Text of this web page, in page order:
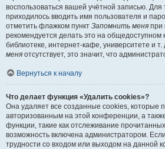
воспользоваться вашей учётной записью. Для
приходилось вводить имя пользователя и
отметить флажком пункт Запомнить меня при
рекомендуется делать это на
библиотеке, интернет-кафе, университете и т.
меня отсутствует, это значит, что
Вернуться к началу
Что делает функция «Удалить cookies»?
Она удаляет все созданные cookies, которые
авторизованным на этой конференции, а
функции, такие как отслеживание
возможность включена администратором.
трудности со входом или выходом на данной